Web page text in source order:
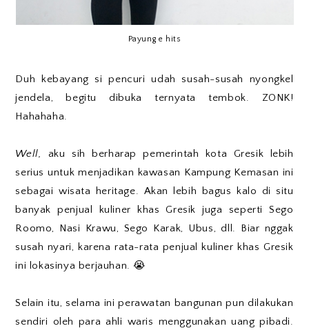
Payung e hits
Duh kebayang si pencuri udah susah-susah nyongkel
jendela, begitu dibuka ternyata tembok. ZONK!
Hahahaha.
Well,
aku sih berharap pemerintah kota Gresik lebih
serius untuk menjadikan kawasan Kampung Kemasan ini
sebagai wisata heritage. Akan lebih bagus kalo di situ
banyak penjual kuliner khas Gresik juga seperti Sego
Roomo, Nasi Krawu, Sego Karak, Ubus, dll. Biar nggak
susah nyari, karena rata-rata penjual kuliner khas Gresik
ini lokasinya berjauhan. 😭
Selain itu, selama ini perawatan bangunan pun dilakukan
sendiri oleh para ahli waris menggunakan uang pibadi.